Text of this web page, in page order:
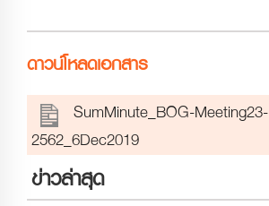
ดาวน์โหลดเอกสาร
SumMinute_BOG-Meeting23-
2562_6Dec2019
ข่าวล่าสุด